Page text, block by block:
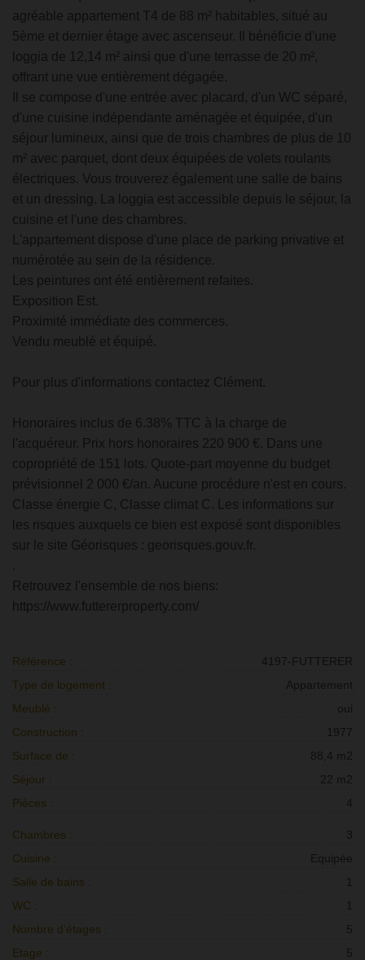
agréable appartement T4 de 88 m² habitables, situé au
5ème et dernier étage avec ascenseur. Il bénéficie d'une
loggia de 12,14 m² ainsi que d'une terrasse de 20 m²,
offrant une vue entièrement dégagée.
Il se compose d'une entrée avec placard, d'un WC séparé,
d'une cuisine indépendante aménagée et équipée, d'un
séjour lumineux, ainsi que de trois chambres de plus de 10
m² avec parquet, dont deux équipées de volets roulants
électriques. Vous trouverez également une salle de bains
et un dressing. La loggia est accessible depuis le séjour, la
cuisine et l'une des chambres.
L'appartement dispose d'une place de parking privative et
numérotée au sein de la résidence.
Les peintures ont été entièrement refaites.
Exposition Est.
Proximité immédiate des commerces.
Vendu meublé et équipé.
Pour plus d'informations contactez Clément.
Honoraires inclus de 6.38% TTC à la charge de
l'acquéreur. Prix hors honoraires 220 900 €. Dans une
copropriété de 151 lots. Quote-part moyenne du budget
prévisionnel 2 000 €/an. Aucune procédure n'est en cours.
Classe énergie C, Classe climat C. Les informations sur
les risques auxquels ce bien est exposé sont disponibles
sur le site Géorisques : georisques.gouv.fr.
.
Retrouvez l'ensemble de nos biens:
https://www.futtererproperty.com/
Référence :
4197-FUTTERER
Type de logement :
Appartement
Meublé :
oui
Construction :
1977
Surface de :
88,4 m2
Séjour :
22 m2
Pièces :
4
Chambres :
3
Cuisine :
Equipée
Salle de bains :
WC :
Nombre d'étages :
5
Etage :
5